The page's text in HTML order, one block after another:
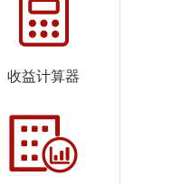
收益计算器